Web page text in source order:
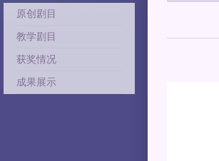
原创剧目
教学剧目
获奖情况
成果展示